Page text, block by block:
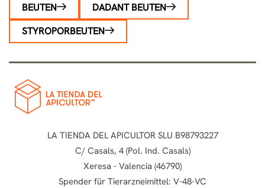
BEUTEN
DADANT BEUTEN
STYROPORBEUTEN
LA TIENDA DEL APICULTOR SLU B98793227
C/ Casals, 4 (Pol. Ind. Casals)
Xeresa - Valencia (46790)
Spender für Tierarzneimittel: V-48-VC